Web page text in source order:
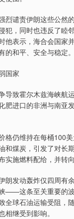
谴责伊朗这些公然
犯，同时也违反了睦
他表示，海合会国家
的和平、安全与稳定。
国家
致霍尔木兹海峡航
肥进口的非洲与南亚
仍维持在每桶100美
和煤炭，引发了对长
实施燃料配给，并转向
发动轰炸仅四周有
——这条至关重要的
全球石油运输受阻，
相继受到影响。